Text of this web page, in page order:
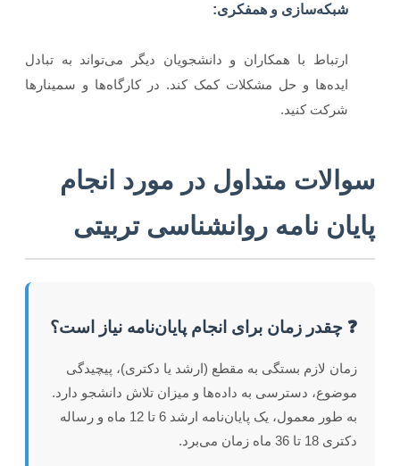
شبکه‌سازی و همفکری:
ارتباط با همکاران و دانشجویان دیگر می‌تواند به تبادل
ایده‌ها و حل مشکلات کمک کند. در کارگاه‌ها و سمینارها
شرکت کنید.
سوالات متداول در مورد انجام
پایان نامه روانشناسی تربیتی
❓ چقدر زمان برای انجام پایان‌نامه نیاز است؟
زمان لازم بستگی به مقطع (ارشد یا دکتری)، پیچیدگی
موضوع، دسترسی به داده‌ها و میزان تلاش دانشجو دارد.
به طور معمول، یک پایان‌نامه ارشد 6 تا 12 ماه و رساله
دکتری 18 تا 36 ماه زمان می‌برد.